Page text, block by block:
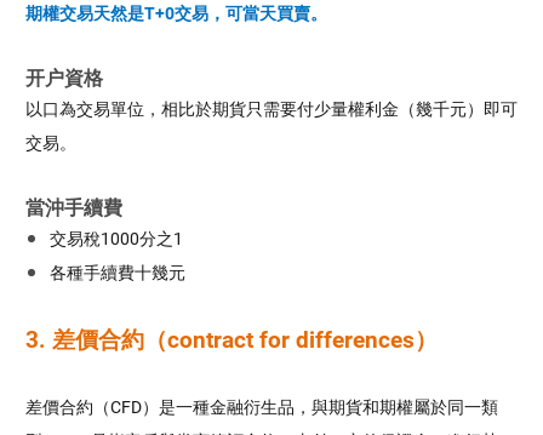
期權交易天然是T+0交易，可當天買賣。
开户資格
以口為交易單位，相比於期貨只需要付少量權利金（幾千元）即可
交易。
當沖手續費
交易稅1000分之1
各種手續費十幾元
3. 差價合約（contract for differences）
差價合約（CFD）是一種金融衍生品，與期貨和期權屬於同一類